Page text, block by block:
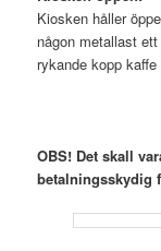
Kiosken håller
någon metallast
rykande kopp
OBS! Det skall
betalningsskydig